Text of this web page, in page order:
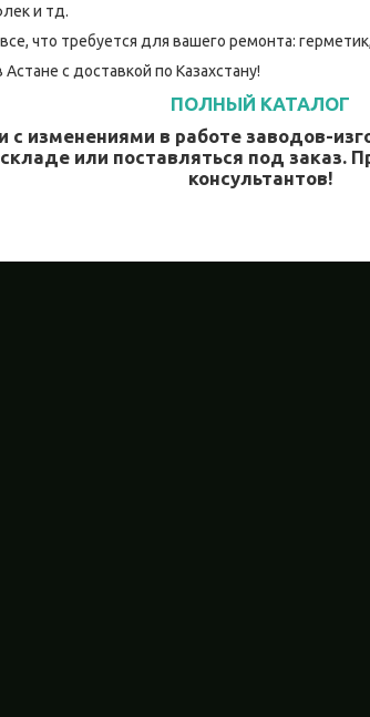
и тд.
что требуется для вашего ремонта:
с доставкой по Казахстану!
ПОЛНЫЙ КАТАЛОГ
с изменениями в работе заводов-
или поставляться под заказ.
консультантов!